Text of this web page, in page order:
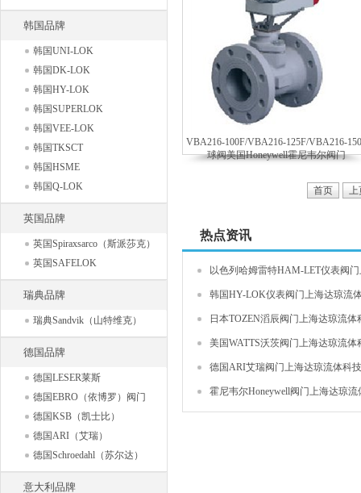
韩国品牌
韩国UNI-LOK
韩国DK-LOK
韩国HY-LOK
韩国SUPERLOK
韩国VEE-LOK
韩国TKSCT
韩国HSME
韩国Q-LOK
英国品牌
英国Spiraxsarco（斯派莎克）
英国SAFELOK
瑞典品牌
瑞典Sandvik（山特维克）
德国品牌
德国LESER莱斯
德国EBRO（依博罗）阀门
德国KSB（凯士比）
德国ARI（艾瑞）
德国Schroedahl（苏尔达）
意大利品牌
VBA216-100F/VBA216-125F/VBA216-
球阀美国Honeywell霍尼韦尔阀门
首页 上
热点资讯
以色列哈姆雷特HAM-LET仪表阀
韩国HY-LOK仪表阀门上海达琼流
日本TOZEN滔辰阀门上海达琼流体
美国WATTS沃茨阀门上海达琼流体
德国ARI艾瑞阀门上海达琼流体科
霍尼韦尔Honeywell阀门上海达琼流